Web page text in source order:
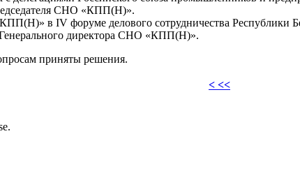
СНО «КПП(Н)».
в IV форуме делового сотрудничества Республики
директора СНО «КПП(Н)».
приняты решения.
< <<